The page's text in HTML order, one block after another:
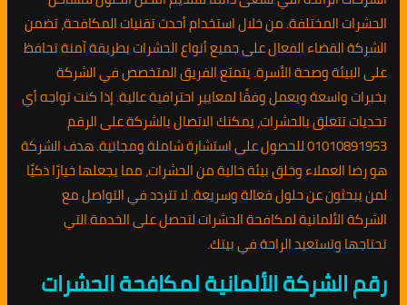
الحشرات المختلفة. من خلال استخدام أحدث تقنيات المكافحة، تضمن
الشركة القضاء الفعال على جميع أنواع الحشرات بطريقة آمنة تحافظ
على البيئة وصحة الأسرة. يتمتع الفريق المتخصص في الشركة
بخبرات واسعة ويعمل وفقًا لمعايير احترافية عالية. إذا كنت تواجه أي
تحديات تتعلق بالحشرات، يمكنك الاتصال بالشركة على الرقم
01010891953 للحصول على استشارة شاملة ومجانية. هدف الشركة
هو رضا العملاء وخلق بيئة خالية من الحشرات، مما يجعلها خيارًا ذكيًا
لمن يبحثون عن حلول فعالة وسريعة. لا تتردد في التواصل مع
الشركة الألمانية لمكافحة الحشرات لتحصل على الخدمة التي
تحتاجها وتستعيد الراحة في بيتك.
رقم الشركة الألمانية لمكافحة الحشرات